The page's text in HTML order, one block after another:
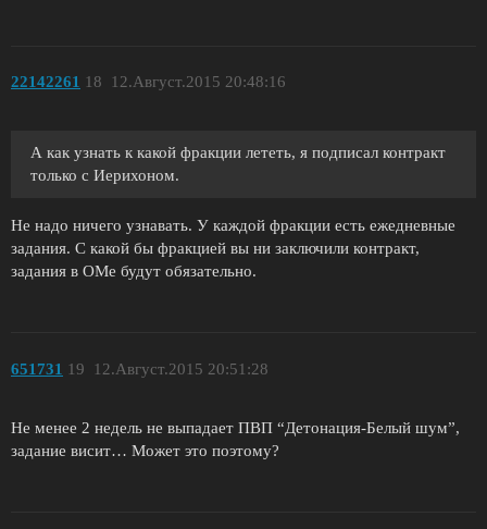
22142261 12.Август.2015 20:48:16
18
А как узнать к какой фракции лететь, я подписал контракт
только с Иерихоном.
Не надо ничего узнавать. У каждой фракции есть ежедневные
задания. С какой бы фракцией вы ни заключили контракт,
задания в ОМе будут обязательно.
651731 12.Август.2015 20:51:28
19
Не менее 2 недель не выпадает ПВП “Детонация-Белый шум”,
задание висит… Может это поэтому?